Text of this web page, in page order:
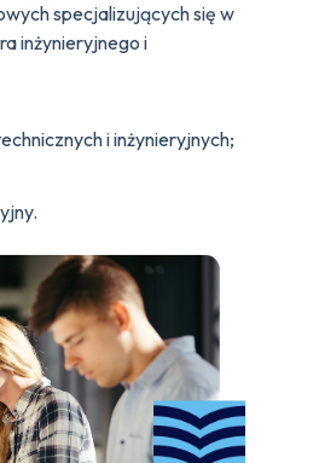
specjalizujących się w
inżynieryjnego i
i inżynieryjnych;